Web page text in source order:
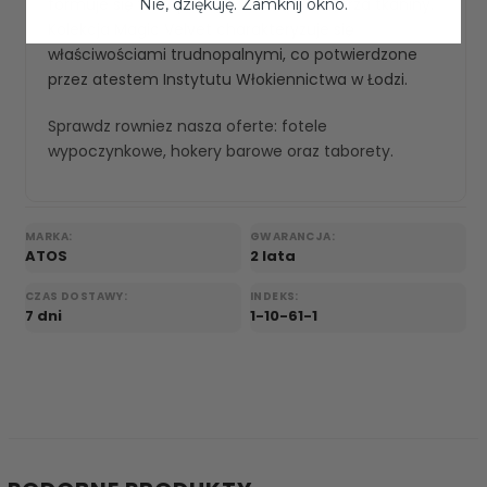
formuje się w krople i nie wnika do wnętrza tkaniny.
właściwościami trudnopalnymi, co potwierdzone
przez atestem Instytutu Włokiennictwa w Łodzi.
Sprawdz rowniez nasza oferte: fotele
wypoczynkowe, hokery barowe oraz taborety.
MARKA:
ATOS
GWARANCJA:
2 lata
CZAS DOSTAWY:
7 dni
INDEKS:
1-10-61-1